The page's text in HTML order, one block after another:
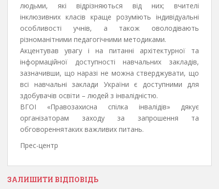
людьми, які відрізняються від них; вчителі
інклюзивних класів краще розуміють індивідуальні
особливості учнів, а також оволодівають
різноманітними педагогічними методиками.
Акцентував увагу і на питанні архітектурної та
інформаційної доступності навчальних закладів,
зазначивши, що наразі не можна стверджувати, що
всі навчальні заклади України є доступними для
здобувачів освіти – людей з інвалідністю.
ВГОІ «Правозахисна спілка інвалідів» дякує
організаторам заходу за запрошення та
обговореннятаких важливих питань.
Прес-центр
ЗАЛИШИТИ ВІДПОВІДЬ